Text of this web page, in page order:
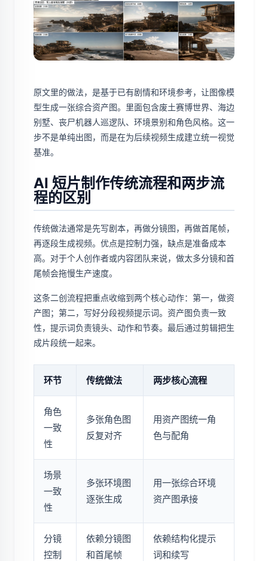
原文里的做法，是基于已有剧情和环境参考，让图像模
型生成一张综合资产图。里面包含废土赛博世界、海边
别墅、丧尸机器人巡逻队、环境景别和角色风格。这一
步不是单纯出图，而是在为后续视频生成建立统一视觉
基准。
AI 短片制作传统流程和两步流
程的区别
传统做法通常是先写剧本，再做分镜图，再做首尾帧，
再逐段生成视频。优点是控制力强，缺点是准备成本
高。对于个人创作者或内容团队来说，做太多分镜和首
尾帧会拖慢生产速度。
这条二创流程把重点收缩到两个核心动作：第一，做资
产图；第二，写好分段视频提示词。资产图负责一致
性，提示词负责镜头、动作和节奏。最后通过剪辑把生
成片段统一起来。
环节 传统做法 两步核心流程
角色
一致
性
多张角色图
反复对齐
用资产图统一角
色与配角
场景
一致
性
多张环境图
逐张生成
用一张综合环境
资产图承接
分镜
控制
依赖分镜图
和首尾帧
依赖结构化提示
词和续写